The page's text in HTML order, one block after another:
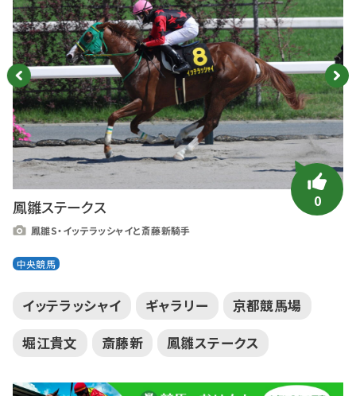
0
鳳雛ステークス
鳳雛S・イッテラッシャイと斎藤新騎手
中央競馬
イッテラッシャイ ギャラリー
京都競馬場
堀江貴文
斎藤新 鳳雛ステークス